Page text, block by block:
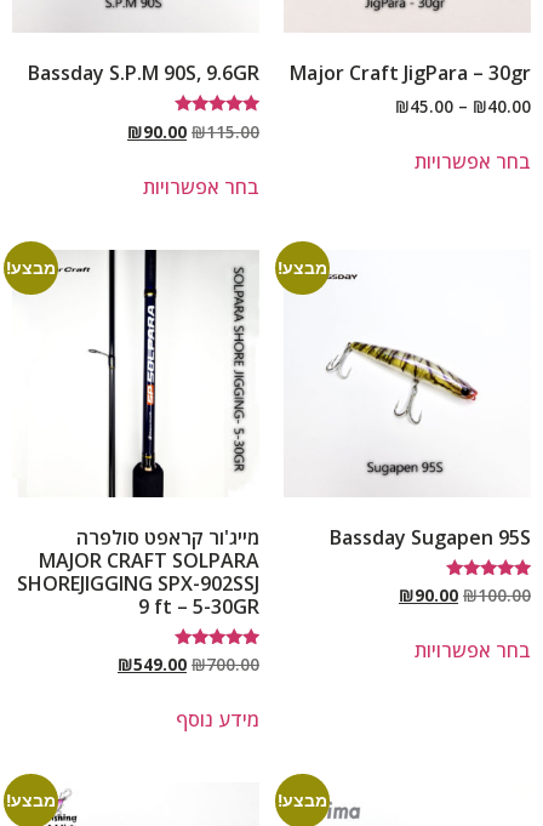
Major Craft JigPara – 30gr
₪40.00
–
₪45.00
בחר אפשרויות
Bassday S.P.M 90S, 9.6GR
דורג
5.00
₪115.00
₪90.00
בחר אפשרויות
מבצע!
Bassday Sugapen 95S
דורג
5.00
₪100.00
₪90.00
בחר אפשרויות
מבצע!
מייג'ור קראפט סולפרה
MAJOR CRAFT SOLPARA
SHOREJIGGING SPX-902SSJ
9 ft – 5-30GR
דורג
5.00
₪700.00
₪549.00
מידע נוסף
מבצע! מבצע!